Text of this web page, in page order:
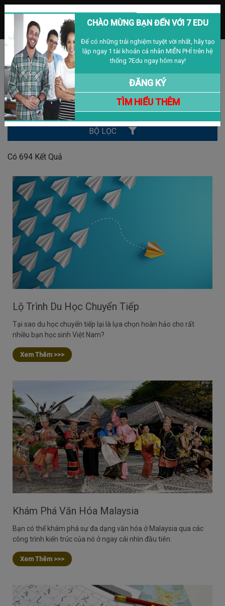
MENU
VIỆT NAM
Đăng nhập Đăng ký
BÀI VIẾT
Tìm Kiếm
BỘ LỌC
Có 694 Kết Quả
Lộ Trình Du Học Chuyển Tiếp
Tại sao du học chuyển tiếp lại là lựa chọn hoàn hảo cho rất
nhiều bạn học sinh Việt Nam?
Xem Thêm >>>
Khám Phá Văn Hóa Malaysia
Bạn có thể khám phá sự đa dạng văn hóa ở Malaysia qua các
công trình kiến trúc của nó ở ngay cái nhìn đầu tiên.
Xem Thêm >>>
CHÀO MỪNG BẠN ĐẾN VỚI 7 EDU
Để có những trải nghiệm tuyệt vời nhất, hãy tạo
lập ngay 1 tài khoản cá nhân MIỄN PHÍ trên hệ
thống 7Edu ngay hôm nay!
ĐĂNG KÝ
TÌM HIỂU THÊM